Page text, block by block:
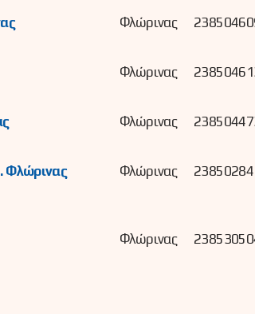
Φλώρινας
Φλώρινας
Φλώρινας
Φλώρινας Φλώρινας
Φλώρινας